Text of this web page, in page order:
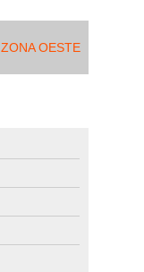
ZONA OESTE